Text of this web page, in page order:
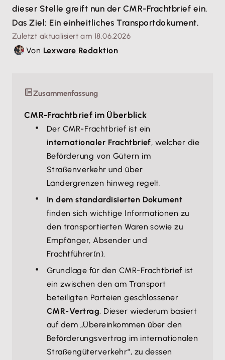
dieser Stelle greift nun der CMR-Frachtbrief ein.
Das Ziel: Ein einheitliches Transportdokument.
Zuletzt aktualisiert am 18.06.2026
Von Lexware Redaktion
Zusammenfassung
CMR-Frachtbrief im Überblick
Der CMR-Frachtbrief ist ein
internationaler Frachtbrief, welcher die
Beförderung von Gütern im
Straßenverkehr und über
Ländergrenzen hinweg regelt.
In dem standardisierten Dokument
finden sich wichtige Informationen zu
den transportierten Waren sowie zu
Empfänger, Absender und
Frachtführer(n).
Grundlage für den CMR-Frachtbrief ist
ein zwischen den am Transport
beteiligten Parteien geschlossener
CMR-Vertrag. Dieser wiederum basiert
auf dem „Übereinkommen über den
Beförderungsvertrag im internationalen
Straßengüterverkehr“, zu dessen